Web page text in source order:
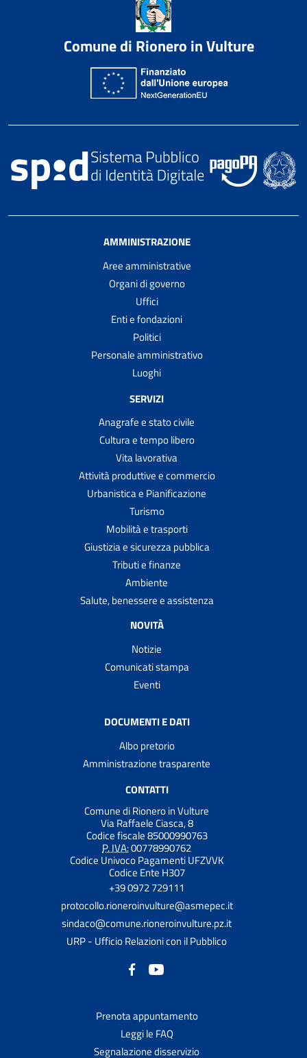
Comune di Rionero in Vulture
AMMINISTRAZIONE
Aree amministrative
Organi di governo
Uffici
Enti e fondazioni
Politici
Personale amministrativo
Luoghi
SERVIZI
Anagrafe e stato civile
Cultura e tempo libero
Vita lavorativa
Attività produttive e commercio
Urbanistica e Pianificazione
Turismo
Mobilità e trasporti
Giustizia e sicurezza pubblica
Tributi e finanze
Ambiente
Salute, benessere e assistenza
NOVITÀ
Notizie
Comunicati stampa
Eventi
DOCUMENTI E DATI
Albo pretorio
Amministrazione trasparente
CONTATTI
Comune di Rionero in Vulture
Via Raffaele Ciasca, 8
Codice fiscale 85000990763
P. IVA:00778990762
Codice Univoco Pagamenti UFZVVK
Codice Ente H307
+39 0972 729111
protocollo.rioneroinvulture@asmepec.it
sindaco@comune.rioneroinvulture.pz.it
URP - Ufficio Relazioni con il Pubblico
Prenota appuntamento
Leggi le FAQ
Segnalazione disservizio